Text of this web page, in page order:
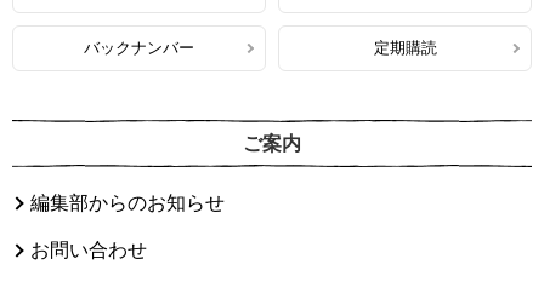
バックナンバー 定期購読
ご案内
編集部からのお知らせ
お問い合わせ